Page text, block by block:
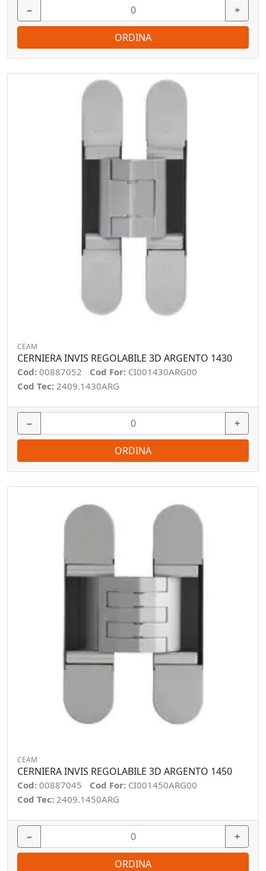
− +
ORDINA
CEAM
CERNIERA INVIS REGOLABILE 3D ARGENTO 1430
Cod: 00887052 Cod For: CI001430ARG00
Cod Tec: 2409.1430ARG
− +
ORDINA
CEAM
CERNIERA INVIS REGOLABILE 3D ARGENTO 1450
Cod: 00887045 Cod For: CI001450ARG00
Cod Tec: 2409.1450ARG
− +
ORDINA